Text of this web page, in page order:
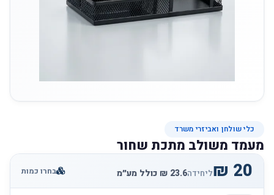
כלי שולחן ואביזרי משרד
מעמד משולב מתכת שחור
ליחידה בחרו כמות